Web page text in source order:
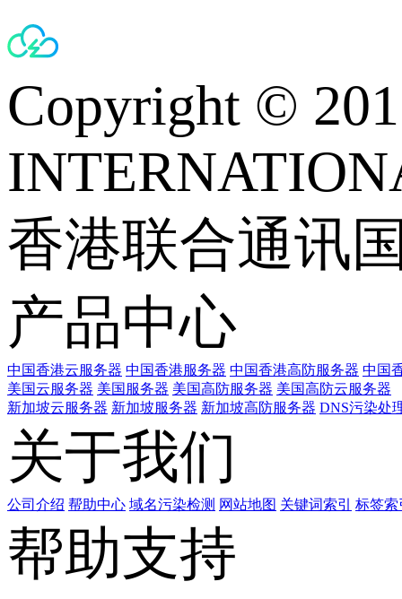
Copyright ©
香港联合通讯
产品中心
中国香港云服务器 中国香港服务器 中国香港高防服务器 中国
美国云服务器 美国服务器 美国高防服务器 美国高防云服务器
新加坡云服务器 新加坡服务器 新加坡高防服务器 DNS污染处
关于我们
公司介绍 帮助中心 域名污染检测 网站地图 关键词索引 标签索
帮助支持